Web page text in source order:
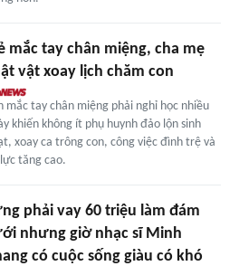
mắc tay chân miệng, cha mẹ
vật xoay lịch chăm con
mắc tay chân miệng phải nghỉ học nhiều
khiến không ít phụ huynh đảo lộn sinh
xoay ca trông con, công việc đình trệ và
tăng cao.
phải vay 60 triệu làm đám
nhưng giờ nhạc sĩ Minh
có cuộc sống giàu có khó